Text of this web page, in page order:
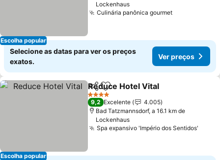
Escolha popular
Lockenhaus
Culinária panônica gourmetVer preços
Selecione as datas para ver os preços
exatos.
Ver preços
Escolha popular
PartilharAdicionar aos favoritos
Reduce Hotel Vital
4 Estrelas
9,2 Excelente
4.005
Bad Tatzmannsdorf, a 16.1 km de
Lockenhaus
Spa expansivo 'Império dos Sentidos'